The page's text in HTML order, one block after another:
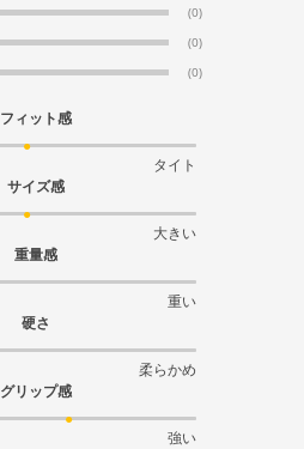
(0)
(0)
(0)
フィット感
タイト
サイズ感
大きい
重量感
重い
硬さ
柔らかめ
グリップ感
強い